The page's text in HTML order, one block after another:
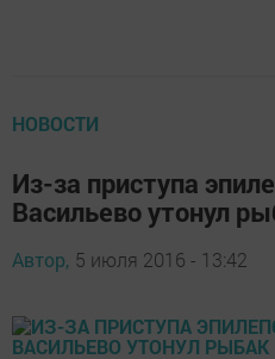
НОВОСТИ
Из-за приступа
Васильево утонул
Автор, 5 июля 2016 - 13:42